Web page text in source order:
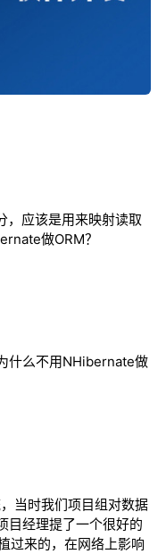
，应该是用来映射读取
做ORM？
什么不用NHibernate做
当时我们项目组对数据
目经理提了一个很好的
过来的，在网络上影响